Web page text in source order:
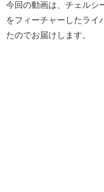
今回の動画は、チェルシ
をフィーチャーしたライ
たのでお届けします。